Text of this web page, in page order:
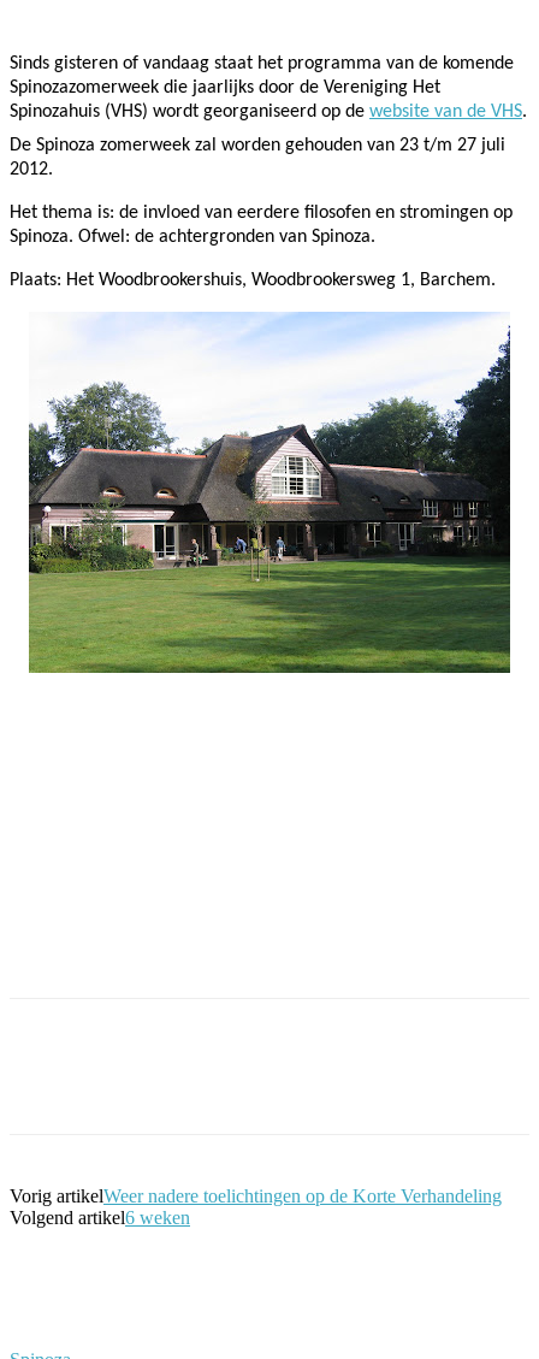
Sinds gisteren of vandaag staat het programma van de komende
Spinozazomerweek die jaarlijks door de Vereniging Het
Spinozahuis (VHS) wordt georganiseerd op de website van de VHS.
De Spinoza zomerweek zal worden gehouden van 23 t/m 27 juli
2012.
Het thema is: de invloed van eerdere filosofen en stromingen op
Spinoza. Ofwel: de achtergronden van Spinoza.
Plaats: Het Woodbrookershuis, Woodbrookersweg 1, Barchem.
Vorig artikelWeer nadere toelichtingen op de Korte Verhandeling
Volgend artikel6 weken